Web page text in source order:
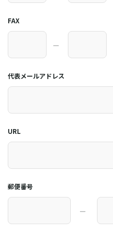
FAX
―
代表メールアドレス
URL
郵便番号
―